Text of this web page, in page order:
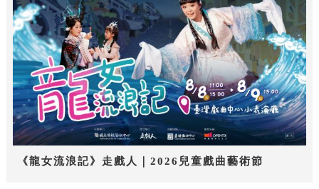
《龍女流浪記》走戲人｜2026兒童戲曲藝術節